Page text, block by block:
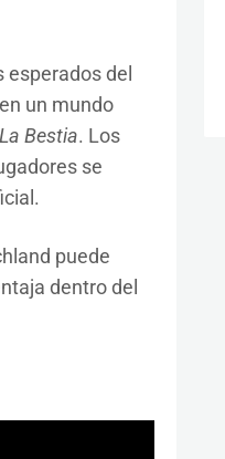
del
un mundo
La Bestia. Los
se
puede
dentro del